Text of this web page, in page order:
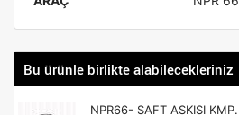
Bu ürünle birlikte alabilecekleriniz
NPR66- SAFT ASKISI KMP.